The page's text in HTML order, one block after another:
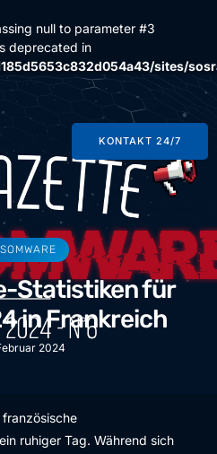
null to parameter #3
deprecated in
sites/
wordfence/wf-
1896
KONTAKT 24/7
Statistiken für
in Frankreich
2024
ruhiger Tag. Während sich